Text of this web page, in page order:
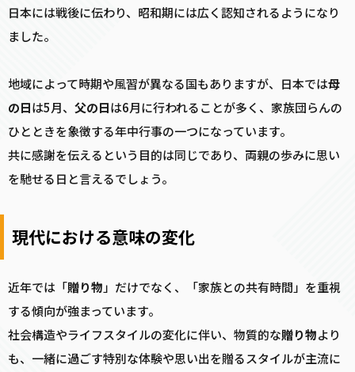
日本には戦後に伝わり、昭和期には広く認知されるようになり
ました。
地域によって時期や風習が異なる国もありますが、日本では母
の日は5月、 父の日は6月に行われることが多く、家族団らんの
ひとときを象徴する年中行事の一つになっています。
共に感謝を伝えるという目的は同じであり、両親の歩みに思い
を馳せる日と言えるでしょう。
現代における意味の変化
近年では「贈り物 」だけでなく、「家族との共有時間」を重視
する傾向が強まっています。
社会構造やライフスタイルの変化に伴い、物質的な贈り物より
も、一緒に過ごす特別な体験や思い出を贈るスタイルが主流に